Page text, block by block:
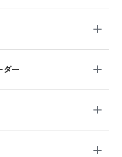
ダー
の新品買取価格
取価格
リーズ
の新品買取価格